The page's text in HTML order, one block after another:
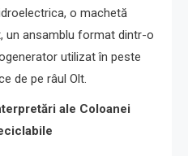
o machetă
un ansamblu format dintr-o
utilizat în peste
de pe râul Olt.
ale Coloanei